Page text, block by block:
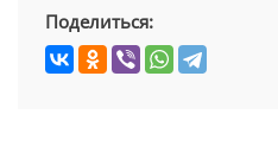
Поделиться: